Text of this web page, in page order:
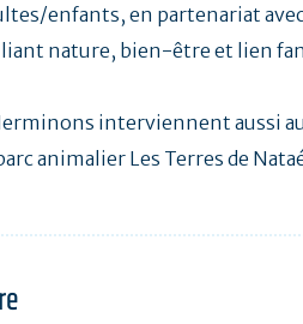
enfants, en partenariat
nature, bien-être et lien
interviennent aussi
animalier Les Terres de